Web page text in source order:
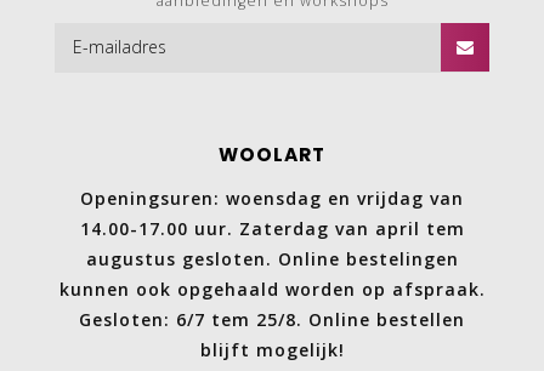
WOOLART
Openingsuren: woensdag en vrijdag van
14.00-17.00 uur. Zaterdag van april tem
augustus gesloten. Online bestelingen
kunnen ook opgehaald worden op afspraak.
Gesloten: 6/7 tem 25/8. Online bestellen
blijft mogelijk!